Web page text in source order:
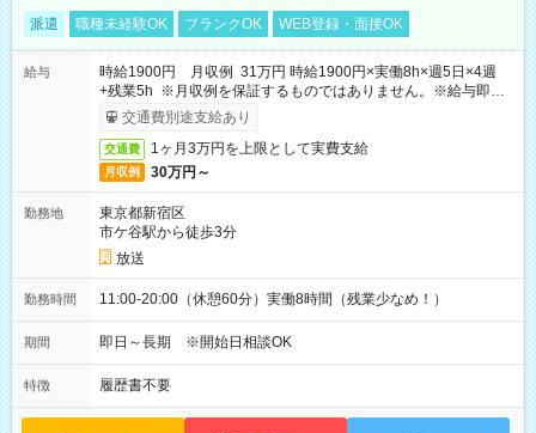
派遣 職種未経験OK ブランクOK WEB登録・面接OK
給与
時給1900円 月収例 31万円 時給1900円×実働8h×週5日×4週
+残業5h ※月収例を保証するものではありません。※給与即受
取りサービス利用可（利用条件有）
交通費別途支給あり
交通費 1ヶ月3万円を上限として実費支給
月収例 30万円～
勤務地
東京都新宿区
市ケ谷駅から徒歩3分
放送
勤務時間 11:00-20:00（休憩60分）実働8時間（残業少なめ！）
期間 即日～長期 ※開始日相談OK
特徴 履歴書不要